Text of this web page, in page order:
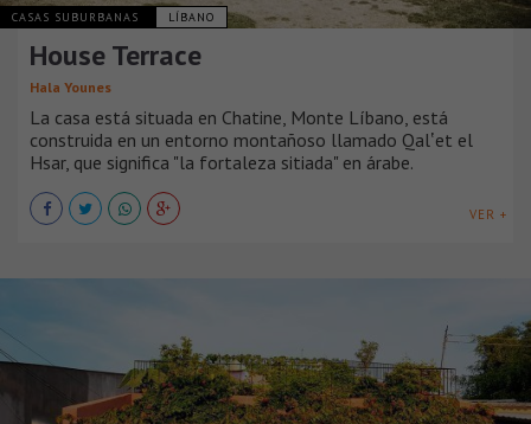
CASAS SUBURBANAS LÍBANO
House Terrace
Hala Younes
La casa está situada en Chatine, Monte Líbano, está
construida en un entorno montañoso llamado Qalʽet el
Hsar, que significa "la fortaleza sitiada" en árabe.
VER +